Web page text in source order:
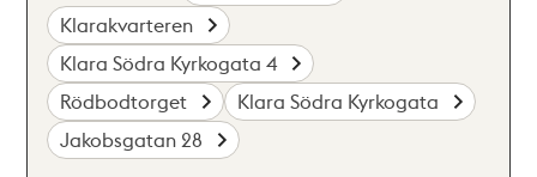
Klarakvarteren
Klara Södra Kyrkogata 4
Rödbodtorget
Klara Södra Kyrkogata
Jakobsgatan 28